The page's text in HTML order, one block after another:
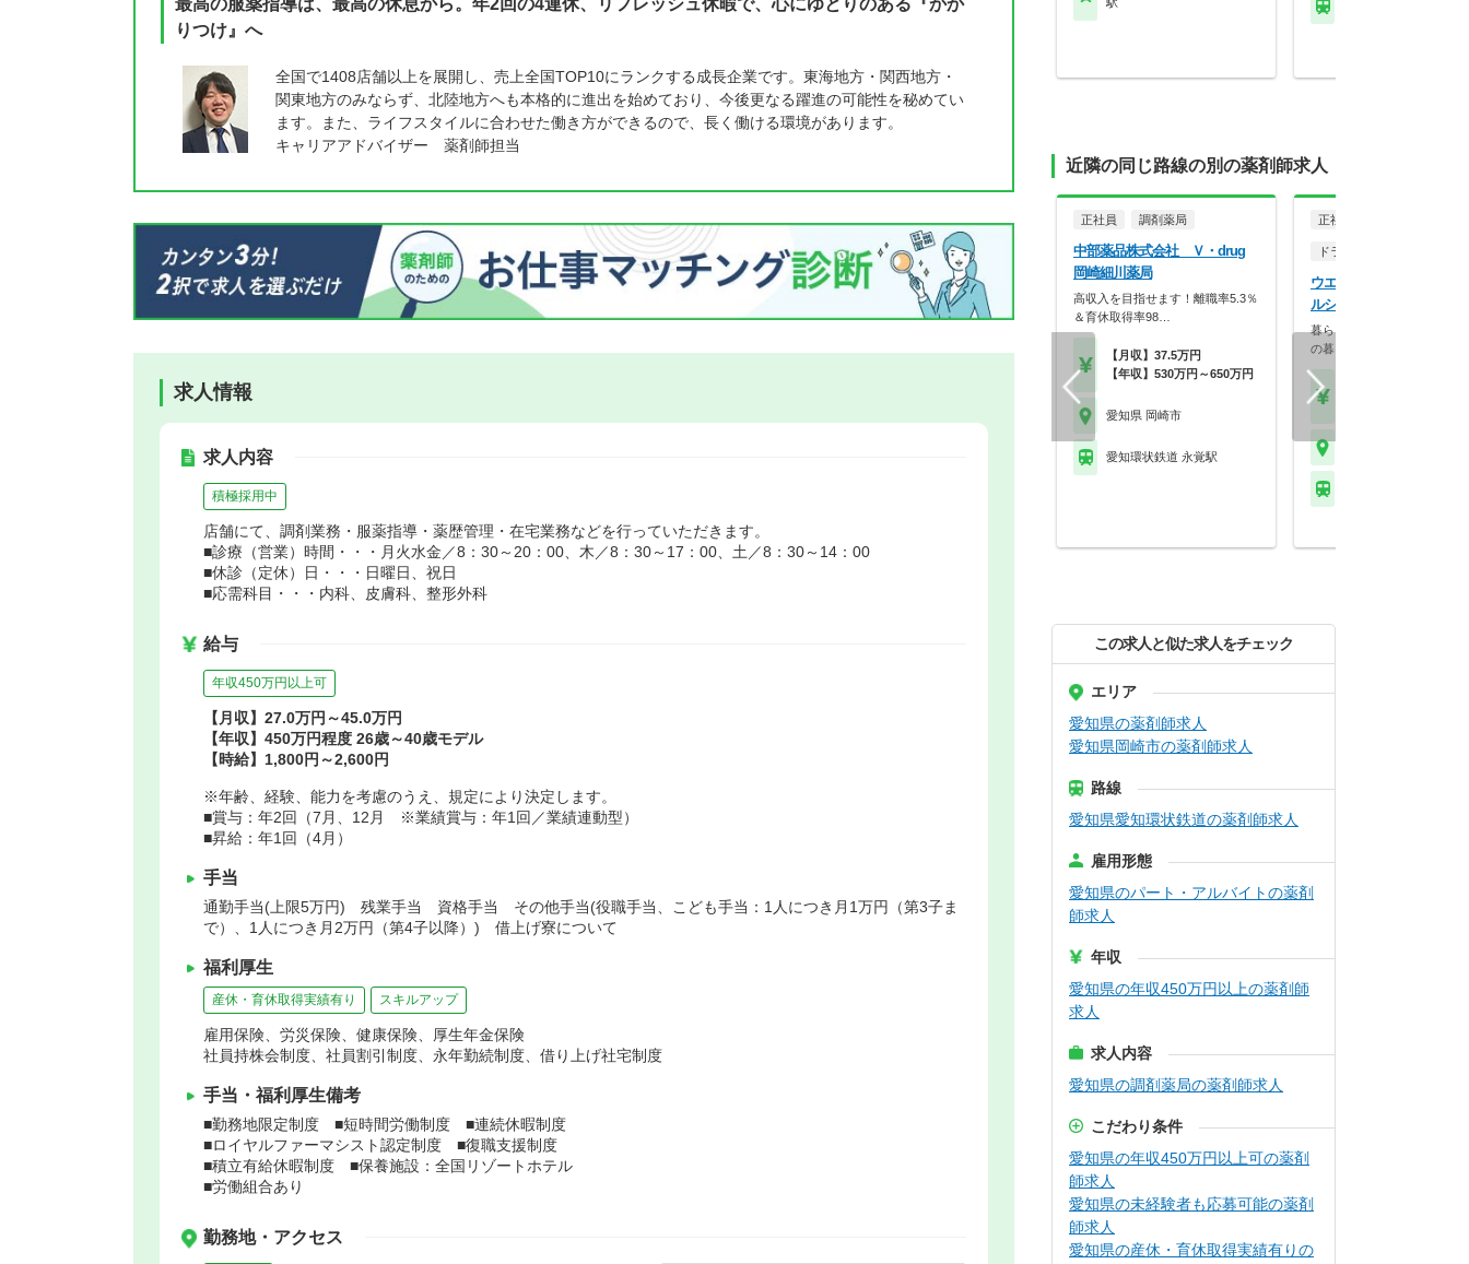
最高の服薬指導は、最高の休息から。年2回の4連休、リフレッシュ休暇で、心にゆとりのある『かか
りつけ』へ
全国で1408店舗以上を展開し、売上全国TOP10にランクする成長企業です。東海地方・関西地方・
関東地方のみならず、北陸地方へも本格的に進出を始めており、今後更なる躍進の可能性を秘めてい
ます。また、ライフスタイルに合わせた働き方ができるので、長く働ける環境があります。
キャリアアドバイザー 薬剤師担当
求人情報
求人内容
積極採用中
店舗にて、調剤業務・服薬指導・薬歴管理・在宅業務などを行っていただきます。
■診療（営業）時間・・・月火水金／8：30～20：00、木／8：30～17：00、土／8：30～14：00
■休診（定休）日・・・日曜日、祝日
■応需科目・・・内科、皮膚科、整形外科
給与
年収450万円以上可
【月収】27.0万円～45.0万円
【年収】450万円程度 26歳～40歳モデル
【時給】1,800円～2,600円
※年齢、経験、能力を考慮のうえ、規定により決定します。
■賞与：年2回（7月、12月 ※業績賞与：年1回／業績連動型）
■昇給：年1回（4月）
手当
通勤手当(上限5万円) 残業手当 資格手当 その他手当(役職手当、こども手当：1人につき月1万円（第3子ま
で）、1人につき月2万円（第4子以降）) 借上げ寮について
福利厚生
産休・育休取得実績有り スキルアップ
雇用保険、労災保険、健康保険、厚生年金保険
社員持株会制度、社員割引制度、永年勤続制度、借り上げ社宅制度
手当・福利厚生備考
■勤務地限定制度 ■短時間労働制度 ■連続休暇制度
■ロイヤルファーマシスト認定制度 ■復職支援制度
■積立有給休暇制度 ■保養施設：全国リゾートホテル
■労働組合あり
勤務地・アクセス
近隣の同じ路線の別の薬剤師求人
正社員 調剤薬局
中部薬品株式会社 Ｖ・drug
岡崎細川薬局
高収入を目指せます！離職率5.3％
＆育休取得率98…
【月収】37.5万円
【年収】530万円～650万円
愛知県 岡崎市
愛知環状鉄道 永覚駅
正社員
ドラッグストア（調剤併設
ウエルシア薬局株式会社
ルシア岡崎大樹寺店
暮らしを支える仕事だから、
の暮らしも大切に。業…
この求人と似た求人をチェック
エリア
愛知県の薬剤師求人
愛知県岡崎市の薬剤師求人
路線
愛知県愛知環状鉄道の薬剤師求人
雇用形態
愛知県のパート・アルバイトの薬剤
師求人
年収
愛知県の年収450万円以上の薬剤師
求人
求人内容
愛知県の調剤薬局の薬剤師求人
こだわり条件
愛知県の年収450万円以上可の薬剤
師求人
愛知県の未経験者も応募可能の薬剤
師求人
愛知県の産休・育休取得実績有りの